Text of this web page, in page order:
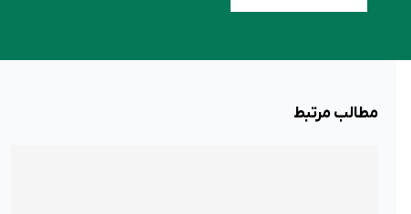
مطالب مرتبط